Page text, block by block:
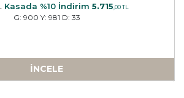
Kasada %10 İndirim 5.715 ,00 TL
G: 900 Y: 981 D: 33
İNCELE
a